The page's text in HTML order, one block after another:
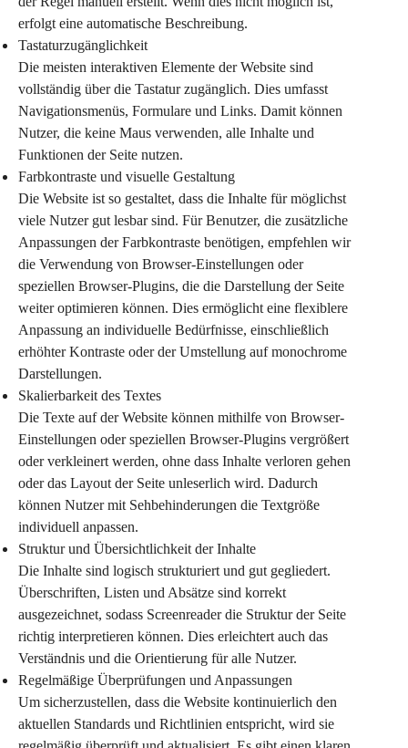
erfolgt eine automatische Beschreibung.
Tastaturzugänglichkeit
Die meisten interaktiven Elemente der Website sind
vollständig über die Tastatur zugänglich. Dies umfasst
Navigationsmenüs, Formulare und Links. Damit können
Nutzer, die keine Maus verwenden, alle Inhalte und
Funktionen der Seite nutzen.
Farbkontraste und visuelle Gestaltung
Die Website ist so gestaltet, dass die Inhalte für möglichst
viele Nutzer gut lesbar sind. Für Benutzer, die zusätzliche
Anpassungen der Farbkontraste benötigen, empfehlen wir
die Verwendung von Browser-Einstellungen oder
speziellen Browser-Plugins, die die Darstellung der Seite
weiter optimieren können. Dies ermöglicht eine flexiblere
Anpassung an individuelle Bedürfnisse, einschließlich
erhöhter Kontraste oder der Umstellung auf monochrome
Darstellungen.
Skalierbarkeit des Textes
Die Texte auf der Website können mithilfe von Browser-
Einstellungen oder speziellen Browser-Plugins vergrößert
oder verkleinert werden, ohne dass Inhalte verloren gehen
oder das Layout der Seite unleserlich wird. Dadurch
können Nutzer mit Sehbehinderungen die Textgröße
individuell anpassen.
Struktur und Übersichtlichkeit der Inhalte
Die Inhalte sind logisch strukturiert und gut gegliedert.
Überschriften, Listen und Absätze sind korrekt
ausgezeichnet, sodass Screenreader die Struktur der Seite
richtig interpretieren können. Dies erleichtert auch das
Verständnis und die Orientierung für alle Nutzer.
Regelmäßige Überprüfungen und Anpassungen
Um sicherzustellen, dass die Website kontinuierlich den
aktuellen Standards und Richtlinien entspricht, wird sie